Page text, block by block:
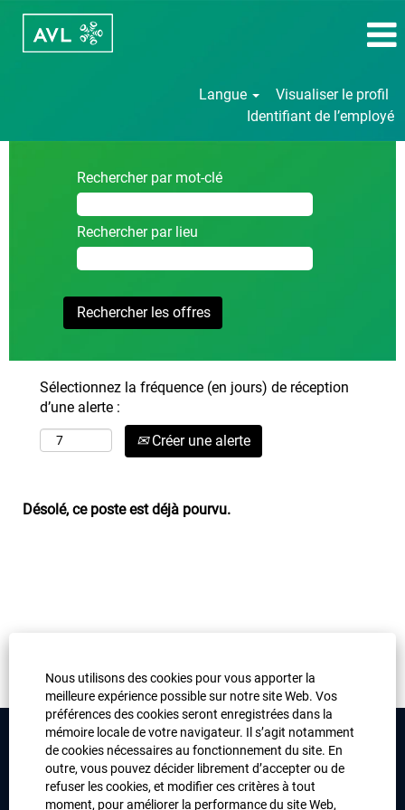
Nous utilisons des cookies pour vous apporter la
meilleure expérience possible sur notre site Web. Vos
préférences des cookies seront enregistrées dans la
mémoire locale de votre navigateur. Il s’agit notamment
de cookies nécessaires au fonctionnement du site. En
outre, vous pouvez décider librement d’accepter ou de
refuser les cookies, et modifier ces critères à tout
moment, pour améliorer la performance du site Web,
Langue
Visualiser le profil
Identifiant de l’employé
Rechercher par mot-clé
Rechercher par lieu
Sélectionnez la fréquence (en jours) de réception
d’une alerte :
Créer une alerte
Désolé, ce poste est déjà pourvu.
Legal Information
Privacy Policy